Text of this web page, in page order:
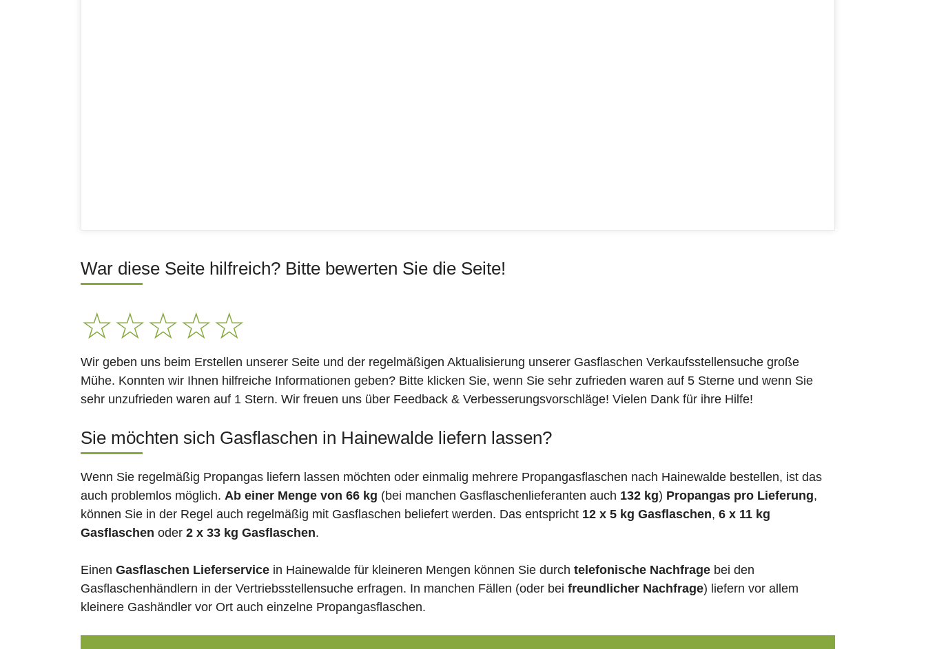
War diese Seite hilfreich? Bitte bewerten Sie die Seite!
☆☆☆☆☆
Wir geben uns beim Erstellen unserer Seite und der regelmäßigen Aktualisierung unserer Gasflaschen Verkaufsstellensuche große
Mühe. Konnten wir Ihnen hilfreiche Informationen geben? Bitte klicken Sie, wenn Sie sehr zufrieden waren auf 5 Sterne und wenn Sie
sehr unzufrieden waren auf 1 Stern. Wir freuen uns über Feedback & Verbesserungsvorschläge! Vielen Dank für ihre Hilfe!
Sie möchten sich Gasflaschen in Hainewalde liefern lassen?
Wenn Sie regelmäßig Propangas liefern lassen möchten oder einmalig mehrere Propangasflaschen nach Hainewalde bestellen, ist das
auch problemlos möglich. Ab einer Menge von 66 kg (bei manchen Gasflaschenlieferanten auch 132 kg) Propangas pro Lieferung,
können Sie in der Regel auch regelmäßig mit Gasflaschen beliefert werden. Das entspricht 12 x 5 kg Gasflaschen, 6 x 11 kg
Gasflaschen oder 2 x 33 kg Gasflaschen.
Einen Gasflaschen Lieferservice in Hainewalde für kleineren Mengen können Sie durch telefonische Nachfrage bei den
Gasflaschenhändlern in der Vertriebsstellensuche erfragen. In manchen Fällen (oder bei freundlicher Nachfrage) liefern vor allem
kleinere Gashändler vor Ort auch einzelne Propangasflaschen.